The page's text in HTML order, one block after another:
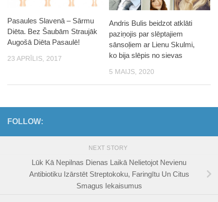
Pasaules Slavenā – Sārmu
Diēta. Bez Šaubām Straujāk
Augošā Diēta Pasaulē!
23 APRĪLIS, 2017
Andris Bulis beidzot atklāti
paziņojis par slēptajiem
sānsoļiem ar Lienu Skulmi,
ko bija slēpis no sievas
5 MAIJS, 2020
FOLLOW:
NEXT STORY
Lūk Kā Nepilnas Dienas Laikā Nelietojot Nevienu
Antibiotiku Izārstēt Streptokoku, Faringītu Un Citus
Smagus Iekaisumus